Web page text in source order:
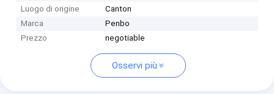
Luogo di origine
Canton
Marca
Penbo
Prezzo
negotiable
Osservi più